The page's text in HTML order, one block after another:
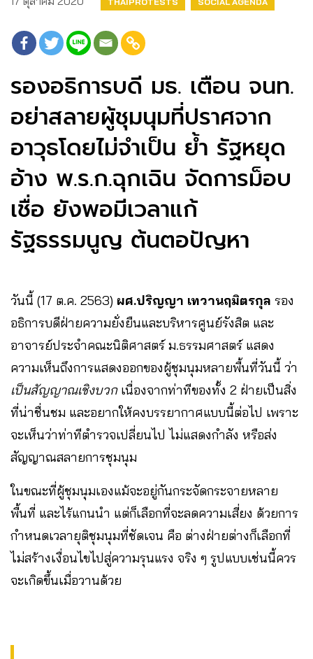
รองอธิการบดี มธ. เตือน จนท.
อย่าสลายผู้ชุมนุมที่ปราศจาก
อาวุธโดยไม่จำเป็น ย้ำ รัฐหยุด
อ้าง พ.ร.ก.ฉุกเฉิน จัดการม็อบ
เชื่อ ยังพอมีเวลาแก้
รัฐธรรมนูญ ต้นตอปัญหา
วันนี้ (17 ต.ค. 2563) ผศ.ปริญญา เทวานฤมิตรกุล รอง
อธิการบดีฝ่ายความยั่งยืนและบริหารศูนย์รังสิต และ
อาจารย์ประจำคณะนิติศาสตร์ ม.ธรรมศาสตร์ แสดง
ความเห็นถึงการแสดงออกของผู้ชุมนุมหลายพื้นที่วันนี้ ว่า
เป็นสัญญาณเชิงบวกเนื่องจากท่าทีของทั้ง 2 ฝ่ายเป็นสิ่ง
ที่น่าชื่นชม และอยากให้คงบรรยากาศแบบนี้ต่อไป เพราะ
จะเห็นว่าท่าทีตำรวจเปลี่ยนไป ไม่แสดงกำลัง หรือส่ง
สัญญาณสลายการชุมนุม
ในขณะที่ผู้ชุมนุมเองแม้จะอยู่กันกระจัดกระจายหลาย
พื้นที่ และไร้แกนนำ แต่ก็เลือกที่จะลดความเสี่ยง ด้วยการ
กำหนดเวลายุติชุมนุมที่ชัดเจน คือ ต่างฝ่ายต่างก็เลือกที่
ไม่สร้างเงื่อนไขไปสู่ความรุนแรง จริง ๆ รูปแบบเช่นนี้ควร
จะเกิดขึ้นเมื่อวานด้วย